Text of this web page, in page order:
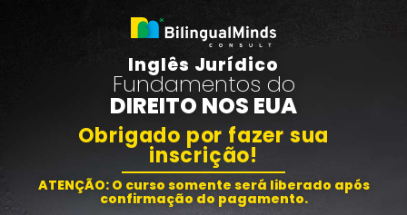
Inglês Jurídico
Fundamentos do
DIREITO NOS EUA
Obrigado por fazer sua
inscrição!
ATENÇÃO: O curso somente será liberado após
confirmação do pagamento.